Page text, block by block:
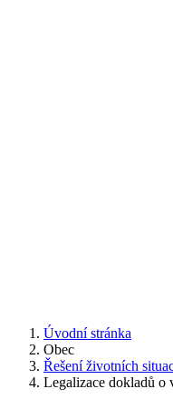
Úvodní stránka
Obec
Řešení životních
Legalizace dokladů o